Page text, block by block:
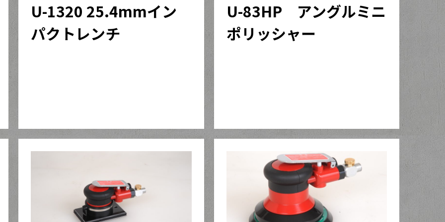
U-1320 25.4mmイン
パクトレンチ
U-83HP アングルミニ
ポリッシャー